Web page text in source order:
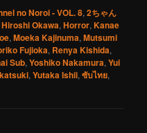
no Noroi - VOL. 8,2ちゃん
Hiroshi Okawa,Horror,Kanae
,Moeka Kajinuma,Mutsumi
Fujioka, Renya Kishida,
Sub,Yoshiko Nakamura,Yui
,Yutaka Ishii,ซับไทย,